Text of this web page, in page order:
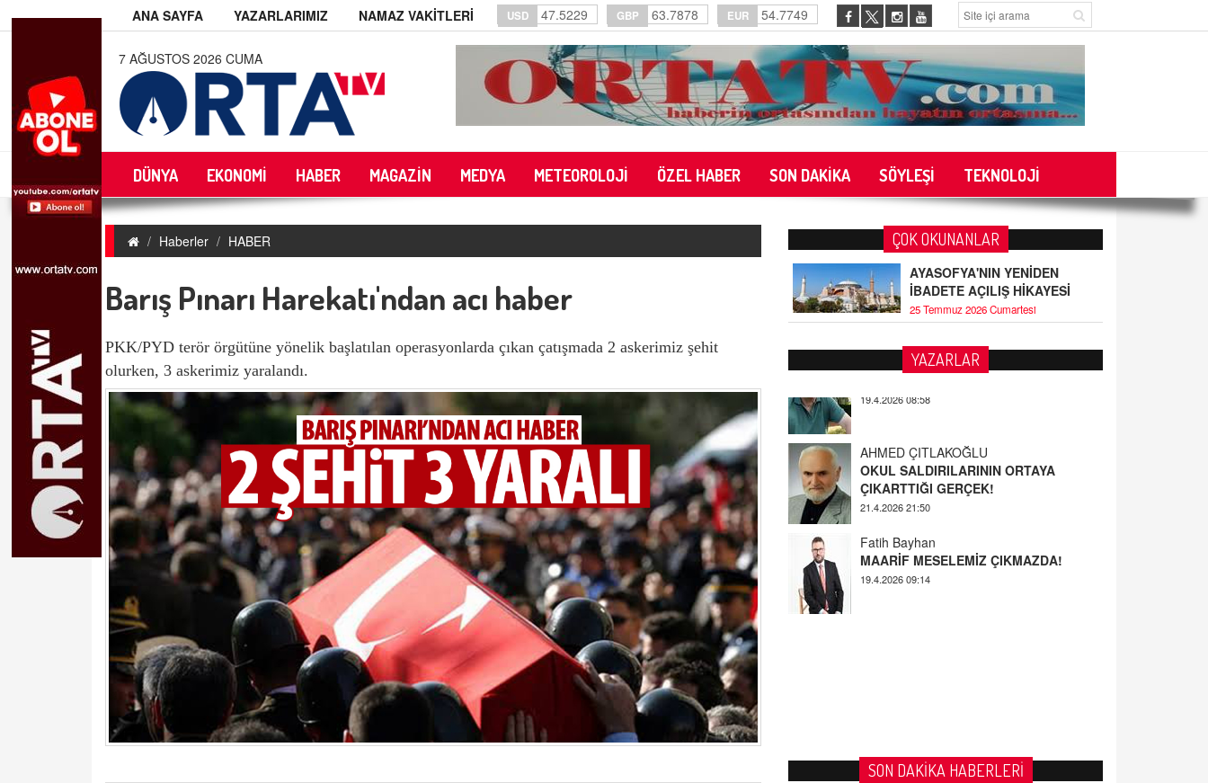
ANA SAYFA YAZARLARIMIZ NAMAZ VAKİTLERİ USD 47.5229 GBP 63.7878 EUR 54.7749
7 AĞUSTOS 2026 CUMA
DÜNYA EKONOMİ HABER MAGAZİN MEDYA METEOROLOJİ ÖZEL HABER SON DAKİKA SÖYLEŞİ TEKNOLOJİ
Haberler HABER
Barış Pınarı Harekatı'ndan acı haber
PKK/PYD terör örgütüne yönelik başlatılan operasyonlarda çıkan çatışmada 2 askerimiz şehit
olurken, 3 askerimiz yaralandı.
ÇOK OKUNANLAR
AYASOFYA'NIN YENİDEN
İBADETE AÇILIŞ HİKAYESİ
25 Temmuz 2026 Cumartesi
YAZARLAR
AHMED ÇITLAKOĞLU
ÇIKARTTIĞI GERÇEK!
21.4.2026 21:50
Fatih Bayhan
MAARİF MESELEMİZ ÇIKMAZDA!
YUSUF YAVUZYILMAZ
SON DAKİKA HABERLERİ